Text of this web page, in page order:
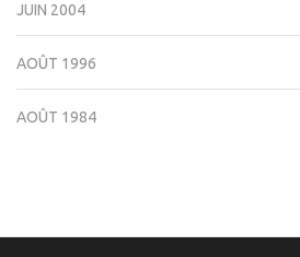
JUIN 2004
AOÛT 1996
AOÛT 1984